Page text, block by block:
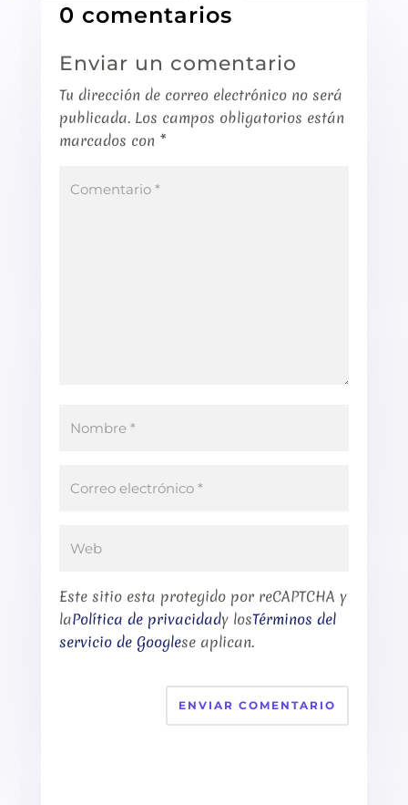
0 comentarios
Enviar un comentario
Tu dirección de correo electrónico no será
publicada. Los campos obligatorios están
marcados con *
Este sitio esta protegido por reCAPTCHA y
laPolítica de privacidady losTérminos del
servicio de Googlese aplican.
ENVIAR COMENTARIO